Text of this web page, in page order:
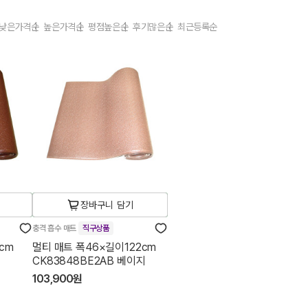
낮은가격순 높은가격순 평점높은순 후기많은순 최근등록순
장바구니 담기
충격 흡수 매트 직구상품
멀티 매트 폭46×길이122cm
CK83848BE2AB 베이지
103,900원